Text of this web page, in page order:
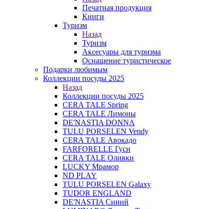
Печатная продукция
Книги
Туризм
Назад
Туризм
Аксесуары для туризма
Оснащение туристическое
Подарки любимым
Коллекции посуды 2025
Назад
Коллекции посуды 2025
CERA TALE Spring
CERA TALE Лимоны
DE'NASTIA DONNA
TULU PORSELEN Vendy
CERA TALE Авокадо
FARFORELLE Гуси
CERA TALE Оливки
LUCKY Мрамор
ND PLAY
TULU PORSELEN Galaxy
TUDOR ENGLAND
DE'NASTIA Синий